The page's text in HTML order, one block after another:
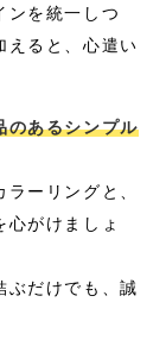
ンを統一しつ
えると、心遣い
のあるシンプル
ーリングと、
がけましょ
ぶだけでも、誠